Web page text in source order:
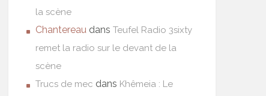
la scène
Chantereau dans Teufel Radio 3sixty
remet la radio sur le devant de la
scène
Trucs de mec dans Khêmeia : Le